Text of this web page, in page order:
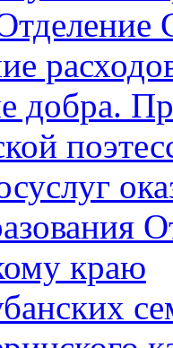
добра.
краю